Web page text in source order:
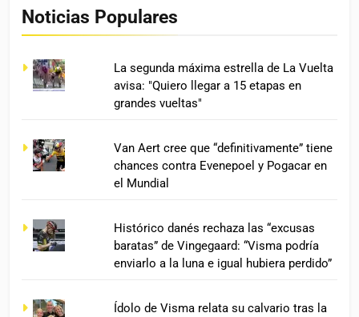
Noticias Populares
La segunda máxima estrella de La Vuelta
avisa: "Quiero llegar a 15 etapas en
grandes vueltas"
Van Aert cree que “definitivamente” tiene
chances contra Evenepoel y Pogacar en
el Mundial
Histórico danés rechaza las “excusas
baratas” de Vingegaard: “Visma podría
enviarlo a la luna e igual hubiera perdido”
Ídolo de Visma relata su calvario tras la